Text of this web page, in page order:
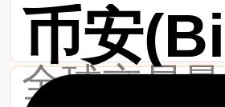
币安
全球交易